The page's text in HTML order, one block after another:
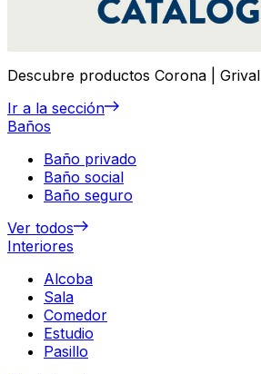
Descubre productos Corona | Grival
Ir a la sección
Baños
Baño privado
Baño social
Baño seguro
Ver todos
Interiores
Alcoba
Sala
Comedor
Estudio
Pasillo